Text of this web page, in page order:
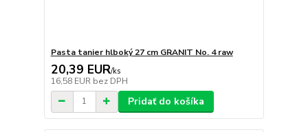
Pasta tanier hlboký 27 cm GRANIT No. 4 raw
20,39 EUR/ks
16,58 EUR bez DPH
Pridať do košíka